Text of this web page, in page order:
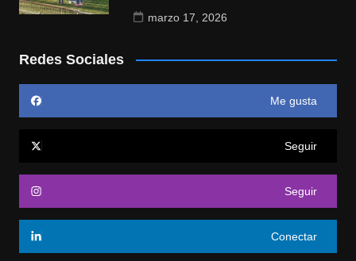
marzo 17, 2026
Redes Sociales
Me gusta
Seguir
Seguir
Conectar